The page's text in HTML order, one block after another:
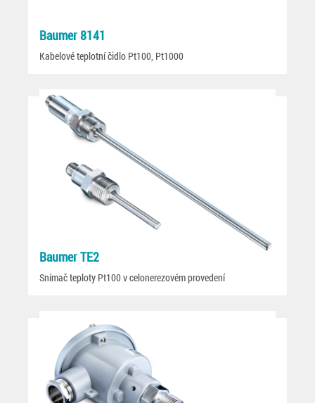
Baumer 8141
Kabelové teplotní čidlo Pt100, Pt1000
Baumer TE2
Snímač teploty Pt100 v celonerezovém provedení